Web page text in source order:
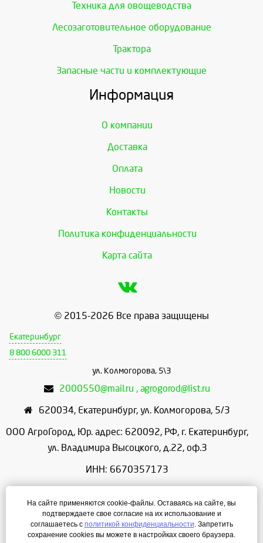
Техника для овощеводства
Лесозаготовительное оборудование
Трактора
Запасные части и комплектующие
Информация
О компании
Доставка
Оплата
Новости
Контакты
Политика конфиденциальности
Карта сайта
© 2015-2026 Все права защищены
Екатеринбург
8 800 6000 311
ул. Колмогорова, 5\3
2000550@mail.ru , agrogorod@list.ru
620034, Екатеринбург, ул. Колмогорова, 5/3
ООО АгроГород, Юр. адрес: 620092, РФ, г. Екатеринбург,
ул. Владимира Высоцкого, д.22, оф.3
ИНН: 6670357173
ОГРН: 1156658086166
Режим работы: с 9:00 до 18:00
На сайте применяются cookie-файлы. Оставаясь на сайте, вы
подтверждаете свое согласие на их использование и
соглашаетесь с политикой конфиденциальности. Запретить
сохранение cookies вы можете в настройках своего браузера.